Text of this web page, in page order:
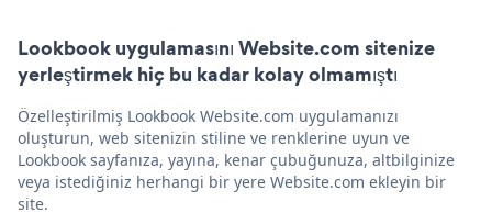
Lookbook uygulamasını Website.com sitenize
yerleştirmek hiç bu kadar kolay olmamıştı
Özelleştirilmiş Lookbook Website.com uygulamanızı
oluşturun, web sitenizin stiline ve renklerine uyun ve
Lookbook sayfanıza, yayına, kenar çubuğunuza, altbilginize
veya istediğiniz herhangi bir yere Website.com ekleyin bir
site.